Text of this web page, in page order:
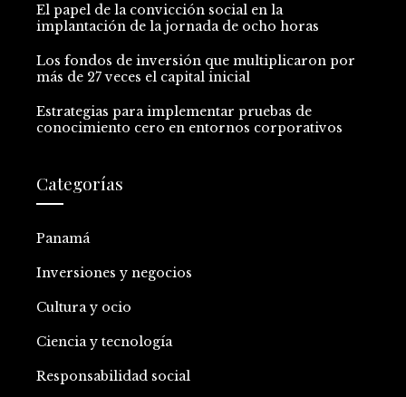
El papel de la convicción social en la
implantación de la jornada de ocho horas
Los fondos de inversión que multiplicaron por
más de 27 veces el capital inicial
Estrategias para implementar pruebas de
conocimiento cero en entornos corporativos
Categorías
Panamá
Inversiones y negocios
Cultura y ocio
Ciencia y tecnología
Responsabilidad social